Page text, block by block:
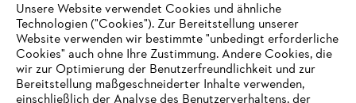
#STIHL
Unsere Website verwendet Cookies und ähnliche
Technologien ("Cookies"). Zur Bereitstellung unserer
Website verwenden wir bestimmte "unbedingt erforderliche
Cookies" auch ohne Ihre Zustimmung. Andere Cookies, die
wir zur Optimierung der Benutzerfreundlichkeit und zur
Bereitstellung maßgeschneiderter Inhalte verwenden,